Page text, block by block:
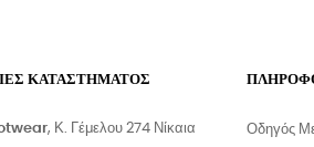
ΚΑΤΑΣΤΉΜΑΤΟΣ
, Κ. Γέμελου 274 Νίκαια
Οδηγός